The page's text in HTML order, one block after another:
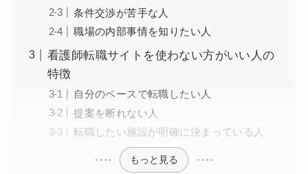
条件交渉が苦手な人
職場の内部事情を知りたい人
看護師転職サイトを使わない方がいい人の
特徴
自分のペースで転職したい人
提案を断れない人
転職したい施設が明確に決まっている人
もっと見る